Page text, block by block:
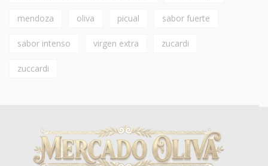
mendoza oliva picual sabor fuerte
sabor intenso virgen extra zucardi
zuccardi